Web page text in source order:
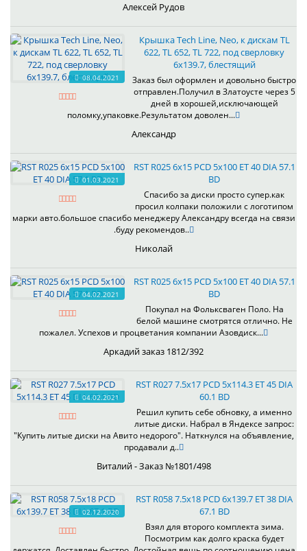
Алексей Рудов
08.04.2021
Крышка Tech Line, Neo, к дискам TL
622, TL 652, TL 722, под сверловку
6х139.7, блестящий
Заказ был оформлен и довольно быстро
отправлен.Получил в Златоусте через 5
дней в хорошей,исключающей
поломку,упаковке.Результатом доволен...
Александр
01.03.2021
RST R025 6x15 PCD 5x100 ET 40 DIA 57.1
BD
Спасибо за диски просто супер.как
просил колпаки положили с логотипом
марки авто.большое спасибо менеджеру Александру всегда на связи
.буду рекомендов..
Николай
04.02.2021
RST R025 6x15 PCD 5x100 ET 40 DIA 57.1
BD
Покупал на Фольксваген Поло. На
белой машине смотрятся отлично. Не
пожалел. Успехов и процветания компании Азовдиск...
Аркадий заказ 1812/392
04.02.2021
RST R027 7.5x17 PCD 5x114.3 ET 45 DIA
60.1 BD
Решил купить себе обновку, а именно
литые диски. Набрал в Яндексе запрос:
"Купить литые диски на Авито недорого". Наткнулся на объявление,
продавали д..
Виталий - Заказ №1801/498
02.12.2020
RST R058 7.5x18 PCD 6x139.7 ET 38 DIA
67.1 BD
Взял для второго комплекта зима.
Посмотрим как долго краска будет